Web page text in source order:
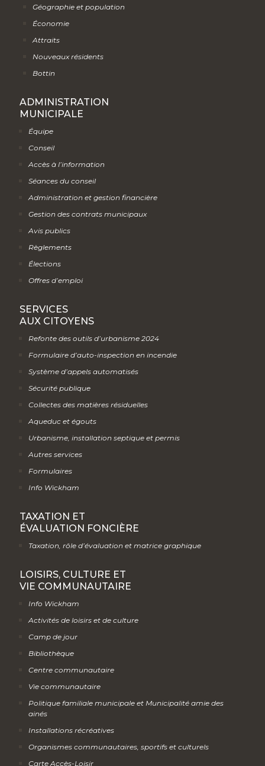
Géographie et population
Économie
Attraits
Nouveaux résidents
Bottin
ADMINISTRATION
MUNICIPALE
Équipe
Conseil
Accès à l’information
Séances du conseil
Administration et gestion financière
Gestion des contrats municipaux
Avis publics
Règlements
Élections
Offres d’emploi
SERVICES
AUX CITOYENS
Refonte des outils d’urbanisme 2024
Formulaire d’auto-inspection en incendie
Système d’appels automatisés
Sécurité publique
Collectes des matières résiduelles
Aqueduc et égouts
Urbanisme, installation septique et permis
Autres services
Formulaires
Info Wickham
TAXATION ET
ÉVALUATION FONCIÈRE
Taxation, rôle d’évaluation et matrice graphique
LOISIRS, CULTURE ET
VIE COMMUNAUTAIRE
Info Wickham
Activités de loisirs et de culture
Camp de jour
Bibliothèque
Centre communautaire
Vie communautaire
Politique familiale municipale et Municipalité amie des
ainés
Installations récréatives
Organismes communautaires, sportifs et culturels
Carte Accès-Loisir